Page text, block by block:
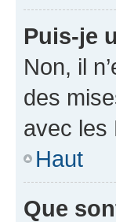
Puis-je
Non, il
des
avec les
Haut
Que